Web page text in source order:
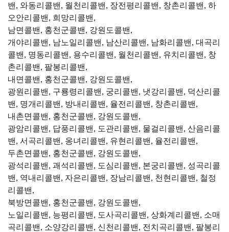
밴, 와동리콜밴, 월천리콜밴, 장전평리콜밴, 창촌리콜밴, 하
오안리콜밴, 희망리콜밴,
남면콜밴, 홍천군콜밴, 강원도콜밴,
개야리콜밴, 남노일리콜밴, 남산리콜밴, 남화리콜밴, 대곡리
콜밴, 명동리콜밴, 용수리콜밴, 월천리콜밴, 유치리콜밴, 창
촌리콜밴, 팔봉리콜밴,
내면콜밴, 홍천군콜밴, 강원도콜밴,
광원리콜밴, 구룡령리콜밴, 궁리콜밴, 냇강리콜밴, 덕산리콜
밴, 명개리콜밴, 방내리콜밴, 율전리콜밴, 창촌리콜밴,
내촌면콜밴, 홍천군콜밴, 강원도콜밴,
광암리콜밴, 답풍리콜밴, 도관리콜밴, 물걸리콜밴, 산음리콜
밴, 서곡리콜밴, 옹녀리콜밴, 유현리콜밴, 율전리콜밴,
두촌면콜밴, 홍천군콜밴, 강원도콜밴,
광석리콜밴, 괘석리콜밴, 도심리콜밴, 본궁리콜밴, 성곡리콜
밴, 역내리콜밴, 자은리콜밴, 장남리콜밴, 천현리콜밴, 철정
리콜밴,
북방면콜밴, 홍천군콜밴, 강원도콜밴,
노일리콜밴, 능평리콜밴, 도사곡리콜밴, 상화계리콜밴, 소매
곡리콜밴, 소양강리콜밴, 신천리콜밴, 전치곡리콜밴, 팔봉리